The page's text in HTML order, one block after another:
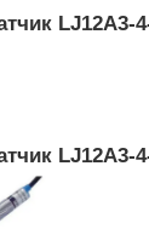
LJ12A3-
LJ12A3-